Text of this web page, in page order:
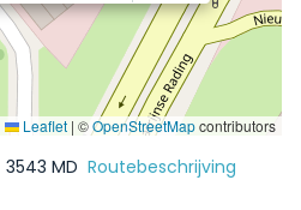
Leaflet | ©OpenStreetMapcontributors
3543 MD Routebeschrijving